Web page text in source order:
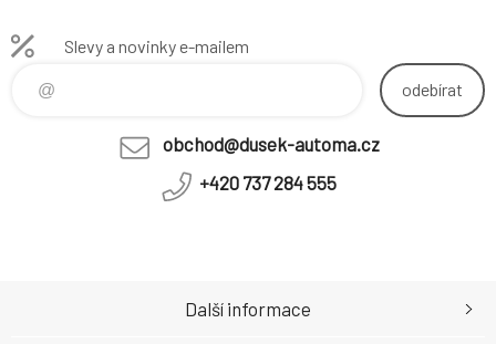
Slevy a novinky e-mailem
odebírat
obchod@dusek-automa.cz
+420 737 284 555
Další informace